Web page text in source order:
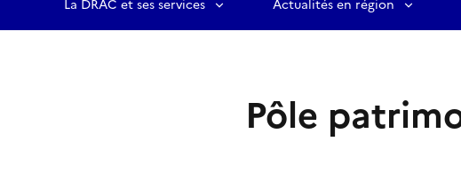
La DRAC et ses services Actualités en région
Pôle